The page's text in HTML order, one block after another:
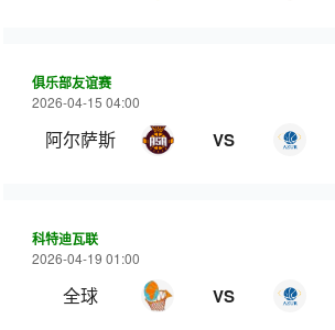
俱乐部友谊赛
2026-04-15 04:00
阿尔萨斯 VS
科特迪瓦联
2026-04-19 01:00
全球 VS